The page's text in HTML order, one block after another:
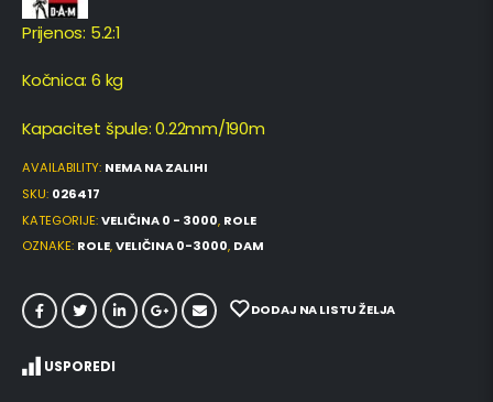
Prijenos: 5.2:1
Kočnica: 6 kg
Kapacitet špule: 0.22mm/190m
AVAILABILITY: NEMA NA ZALIHI
SKU: 026417
KATEGORIJE:VELIČINA 0 - 3000, ROLE
OZNAKE: ROLE,VELIČINA 0-3000, DAM
DODAJ NA LISTU ŽELJA
USPOREDI